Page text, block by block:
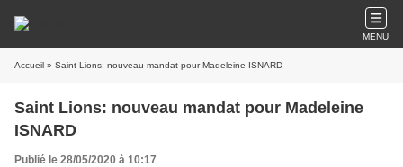
MENU
Accueil » Saint Lions: nouveau mandat pour Madeleine ISNARD
Saint Lions: nouveau mandat pour Madeleine
ISNARD
Publié le 28/05/2020 à 10:17